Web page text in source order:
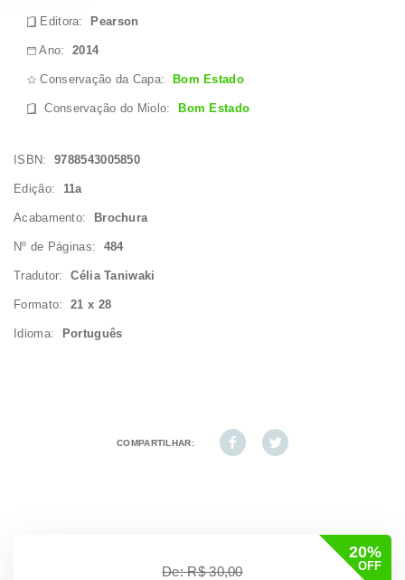
Editora: Pearson
Ano:2014
Conservação da Capa: Bom Estado
Conservação do Miolo:Bom Estado
ISBN:9788543005850
Edição: 11a
Acabamento: Brochura
Nº de Páginas: 484
Tradutor:Célia Taniwaki
Formato: 21 x 28
Idioma: Português
COMPARTILHAR:
20%
OFF
De: R$ 30,00